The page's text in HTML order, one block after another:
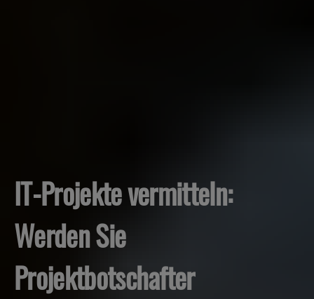
IT-Projekte vermitteln:
Werden Sie
Projektbotschafter